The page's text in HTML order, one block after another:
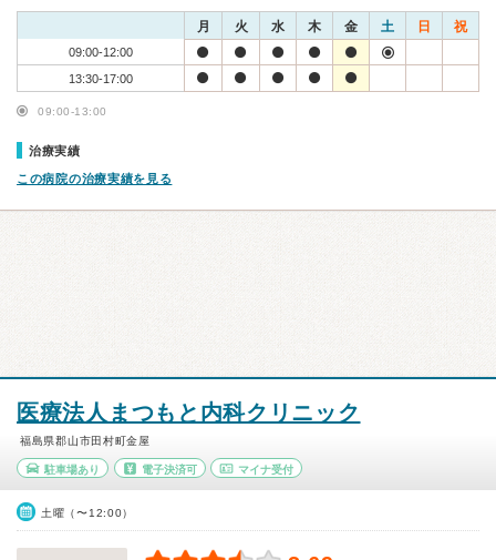
月 火 水 木 金 土 日 祝
09:00-12:00
13:30-17:00
09:00-13:00
治療実績
この病院の治療実績を見る
医療法人まつもと内科クリニック
福島県郡山市田村町金屋
駐車場あり 電子決済可 マイナ受付
土曜（〜12:00）